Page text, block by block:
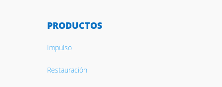
PRODUCTOS
Impulso
Restauración